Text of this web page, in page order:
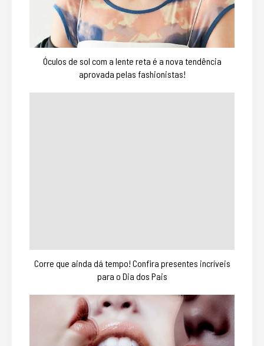
Óculos de sol com a lente reta é a nova tendência
aprovada pelas fashionistas!
Corre que ainda dá tempo! Confira presentes incríveis
para o Dia dos Pais